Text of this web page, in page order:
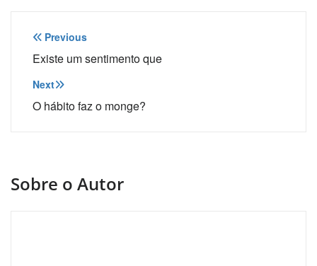
Navegação
de
Post
Previous
Existe um sentimento que
Next
O hábito faz o monge?
Sobre o Autor